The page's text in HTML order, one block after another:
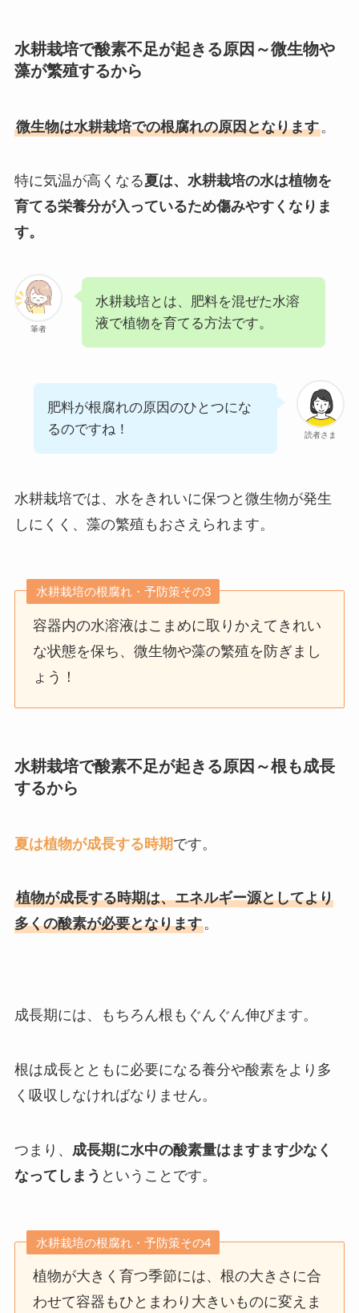
水耕栽培で酸素不足が起きる原因～微生物や
藻が繁殖するから
微生物は水耕栽培での根腐れの原因となります。
特に気温が高くなる夏は、水耕栽培の水は植物を
育てる栄養分が入っているため傷みやすくなりま
す。
筆者
水耕栽培とは、肥料を混ぜた水溶
液で植物を育てる方法です。
読者さま
肥料が根腐れの原因のひとつにな
るのですね！
水耕栽培では、水をきれいに保つと微生物が発生
しにくく、藻の繁殖もおさえられます。
水耕栽培の根腐れ・予防策その3
容器内の水溶液はこまめに取りかえてきれい
な状態を保ち、微生物や藻の繁殖を防ぎまし
ょう！
水耕栽培で酸素不足が起きる原因～根も成長
するから
夏は植物が成長する時期です。
植物が成長する時期は、エネルギー源としてより
多くの酸素が必要となります。
成長期には、もちろん根もぐんぐん伸びます。
根は成長とともに必要になる養分や酸素をより多
く吸収しなければなりません。
つまり、 成長期に水中の酸素量はますます少なく
なってしまう ということです。
水耕栽培の根腐れ・予防策その4
植物が大きく育つ季節には、根の大きさに合
わせて容器もひとまわり大きいものに変えま